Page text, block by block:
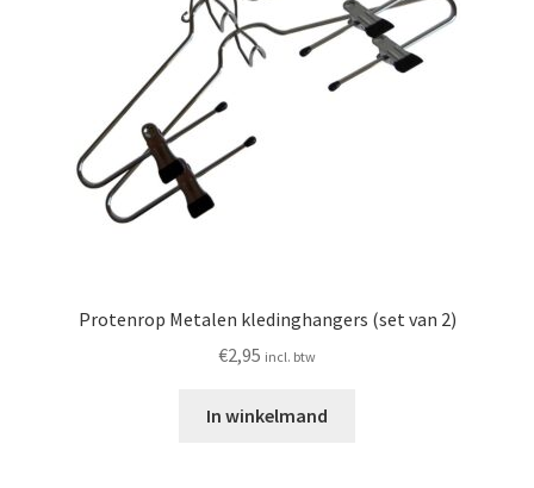
Protenrop Metalen kledinghangers (set van 2)
€2,95 incl. btw
In winkelmand